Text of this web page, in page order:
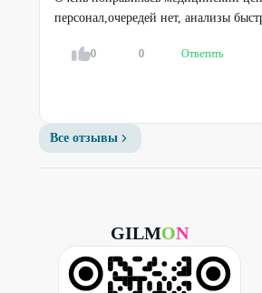
Тесты на аллергены
20%
персонал,очередей нет, анализы
0 0 Ответить
Все отзывы
GILMON